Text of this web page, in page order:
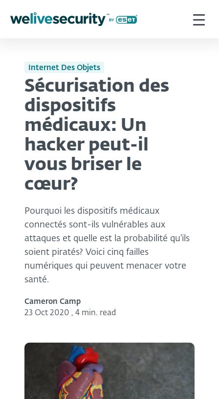
Internet Des Objets
Sécurisation des
dispositifs
médicaux: Un
hacker peut-il
vous briser le
cœur?
Pourquoi les dispositifs médicaux
connectés sont-ils vulnérables aux
attaques et quelle est la probabilité qu'ils
soient piratés? Voici cinq failles
numériques qui peuvent menacer votre
santé.
Cameron Camp
23 Oct 2020 , 4 min. read